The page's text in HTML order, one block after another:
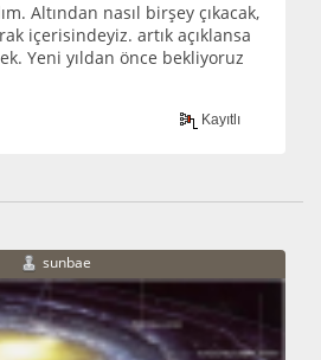
Altından nasıl birşey çıkacak,
içerisindeyiz. artık açıklansa
Yeni yıldan önce bekliyoruz
Kayıtlı
sunbae